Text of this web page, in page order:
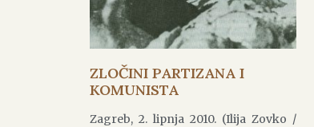
ZLOČINI PARTIZANA I
KOMUNISTA
Zagreb, 2. lipnja 2010. (Ilija Zovko /